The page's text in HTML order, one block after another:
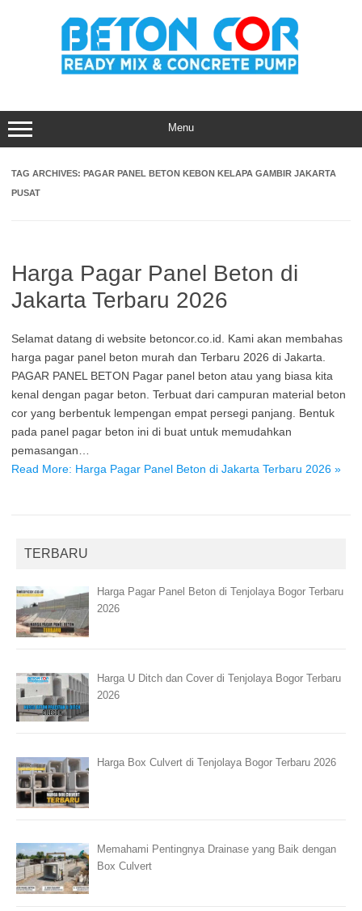
Menu
TAG ARCHIVES: PAGAR PANEL BETON KEBON KELAPA GAMBIR JAKARTA
PUSAT
Harga Pagar Panel Beton di
Jakarta Terbaru 2026
Selamat datang di website betoncor.co.id. Kami akan membahas
harga pagar panel beton murah dan Terbaru 2026 di Jakarta.
PAGAR PANEL BETON Pagar panel beton atau yang biasa kita
kenal dengan pagar beton. Terbuat dari campuran material beton
cor yang berbentuk lempengan empat persegi panjang. Bentuk
pada panel pagar beton ini di buat untuk memudahkan
pemasangan…
Read More: Harga Pagar Panel Beton di Jakarta Terbaru 2026 »
TERBARU
Harga Pagar Panel Beton di Tenjolaya Bogor Terbaru
2026
Harga U Ditch dan Cover di Tenjolaya Bogor Terbaru
2026
Harga Box Culvert di Tenjolaya Bogor Terbaru 2026
Memahami Pentingnya Drainase yang Baik dengan
Box Culvert